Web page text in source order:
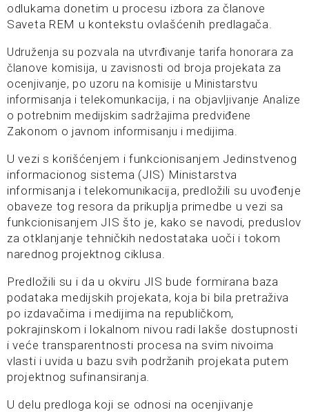
odlukama donetim u procesu izbora za članove
Saveta REM u kontekstu ovlašćenih predlagača.
Udruženja su pozvala na utvrđivanje tarifa honorara za
članove komisija, u zavisnosti od broja projekata za
ocenjivanje, po uzoru na komisije u Ministarstvu
informisanja i telekomunkacija, i na objavljivanje Analize
o potrebnim medijskim sadržajima predviđene
Zakonom o javnom informisanju i medijima.
U vezi s korišćenjem i funkcionisanjem Jedinstvenog
informacionog sistema (JIS) Ministarstva
informisanja i telekomunikacija, predložili su uvođenje
obaveze tog resora da prikuplja primedbe u vezi sa
funkcionisanjem JIS što je, kako se navodi, preduslov
za otklanjanje tehničkih nedostataka uoči i tokom
narednog projektnog ciklusa.
Predložili su i da u okviru JIS bude formirana baza
podataka medijskih projekata, koja bi bila pretraživa
po izdavačima i medijima na republičkom,
pokrajinskom i lokalnom nivou radi lakše dostupnosti
i veće transparentnosti procesa na svim nivoima
vlasti i uvida u bazu svih podržanih projekata putem
projektnog sufinansiranja.
U delu predloga koji se odnosi na ocenjivanje